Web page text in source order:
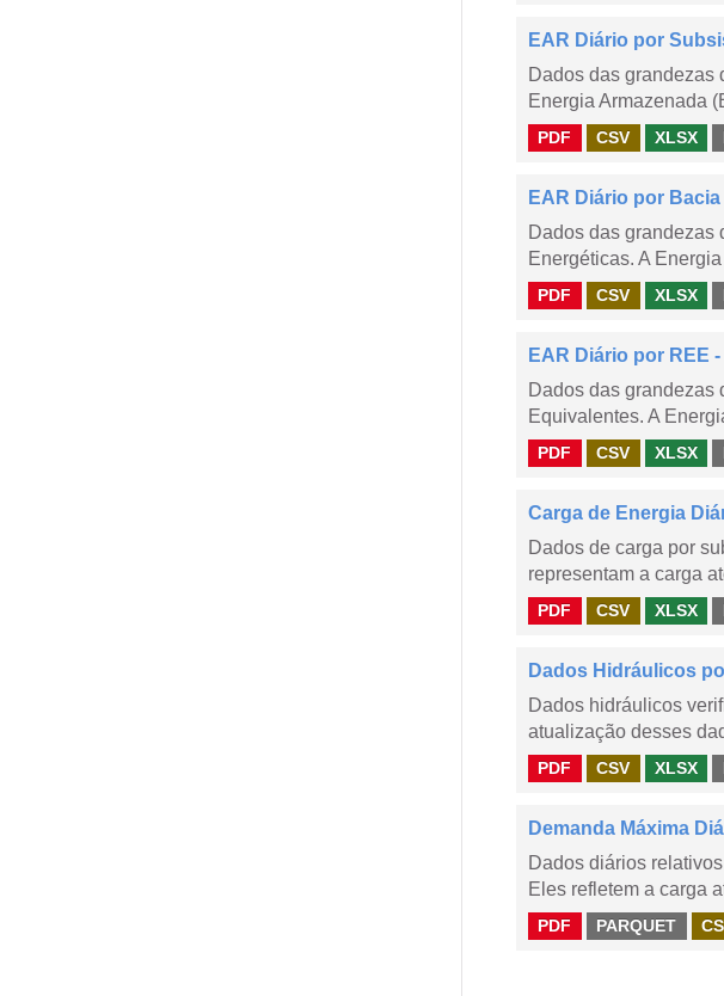
EAR Diário por
Dados das grandezas
Energia Armazenada
PDF CSV XLSX
EAR Diário por Bacia
Dados das grandezas
Energéticas. A
PDF CSV XLSX
EAR Diário por REE
Dados das grandezas
Equivalentes. A
PDF CSV XLSX
Carga de Energia
Dados de carga por
representam a carga
PDF CSV XLSX
Dados Hidráulicos
Dados hidráulicos
atualização desses
PDF CSV XLSX
Demanda Máxima
Dados diários
Eles refletem a carga
PDF PARQUET